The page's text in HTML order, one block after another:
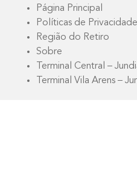
Página Principal
Políticas de Privacidade
Região do Retiro
Sobre
Terminal Central –
Terminal Vila Arens –